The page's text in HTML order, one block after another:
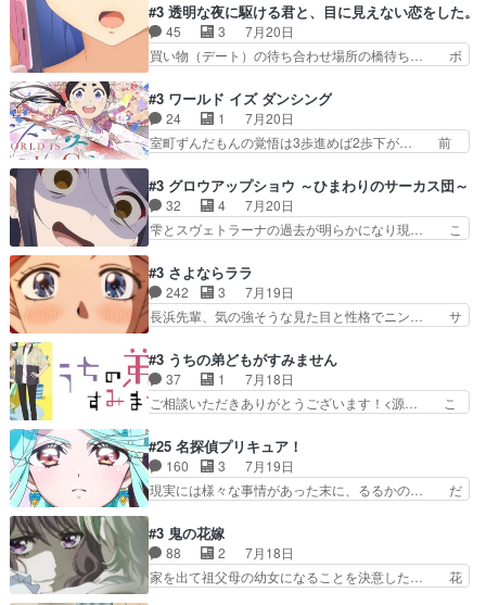
えてみんなで物作りで一気に… 作画は最高なのに
話がつまらない。やっぱ京… 天下り式に竹のフィ
ラメントが出てきたのは…
はアストレアの野望による性転換、後半… アスト
レア君の作戦に皆巻き込まれてて草捕… アストレ
アが作った薬によって男女入れ替わ… アルトレア
がポルックスのこと好きとは言え… アストレアが
払い騒動と賑やかでいいねw… 偉大な父を持つが
故の悩(独自のおっぱい論… 鉄板中の鉄板、性転
換と酩酊ネタの二連発(…
#3 透明な夜に駆ける君と、目に見えない恋をした。
45 3
7月20日
買い物（デート）の待ち合わせ場所の橋待ち… ボ
を照らす打ち上げ花火。人混みの中、み… どんど
んキュンが増えていく展開に毎回わく… ちょこっ
と書ければと風が吹き手元にあった… 』は、率直
に言って脚本と演出が悪いと思う… 小春の目が見
と、空野の億劫さがリアルだ… かけると小春、二
人が一緒に過ごす時間が描… ヒロインの目が不自
由だから音を大切にして…
#3 ワールド イズ ダンシング
24 1
7月20日
室町ずんだもんの覚悟は3歩進めば2歩下が… 前
が主人公の漫画がアニメになったらし… 壮絶だっ
た…30分で2時間の映画のように… すべての表現
がピタリと揃った傑作本当に素… たまに現れて謎
のアドバイスをしてくれるお… 可愛いキャラデザ
とが決まる。更に父から… 再び鬼夜叉を導く、素
性不明の彼の名前を知… 恵まれた身分に甘え、修
練を怠るキャラは苦…
#3 グロウアップショウ ～ひまわりのサーカス団～
32 4
7月20日
雫とスヴェトラーナの過去が明らかになり現… こ
県豊川市付近が舞台なのか～現地にも出… 前回に
引き続き、今回もおぱんつであります… キャラク
ターが可愛いのはもちろん、ストー… 皇ではなく
ひまわりを蔑ろにして皇に乗り換… 傷跡なんか、
外あまり見どころがない。1… いや～、めちゃく
ちゃおもしろいね。瑞佳は… キャラデザが映える
のは勿論だけど脚本に歩…
#3 さよならララ
242 3
7月19日
長浜先輩、気の強そうな見た目と性格でニン… サ
なったからユリ確定！＼(^o^)／ラ… プロローグ
的な１話、２話からの浮世離れし… 茉里のボクシ
ングにかける真摯さ格好良かっ… 今回はゲストが
２名！ワンピースの作画さん… あほって言う茉里
母親を失い、アウェーの… ３話の地味に好きポイ
ントは、冒頭でララが… ボクシング部部員たちの
設定を公開！辻さん…
#3 うちの弟どもがすみません
37 1
7月18日
ご相談いただきありがとうございます！<源… こ
家事を頑張り過ぎてテストの結果が酷く… 糸ちゃ
んと源くん、類くんのお買い物シーン… ３話にし
てもう普通に物語が楽しみになっち… 類くんの将
来の夢が微笑ましいまだまだ甘え… 前髪ぱっつん
活するようになってからの話… 最後の「かわい
い」の破壊力よ…あれは成田… 糸と4人の弟の関
わり方がどう変化していく…
#25 名探偵プリキュア！
160 3
7月19日
現実には様々な事情があった末に、るるかの… だ
レール編の始まり、エリザさんの回で「… 「マジ
ラ」と言えば同時上映の「公タロウ」… キュアエ
クレールはやっぱりくれあだったか… エクレール
は誰だ編、遂に答え合わせの時だ… これで自分も
#3 鬼の花嫁
88 2
7月18日
家を出て祖父母の幼女になることを決意した… 花